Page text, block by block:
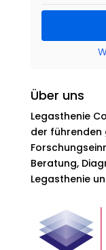
Über uns
Legasthenie
der führenden
Beratung,
Legasthenie